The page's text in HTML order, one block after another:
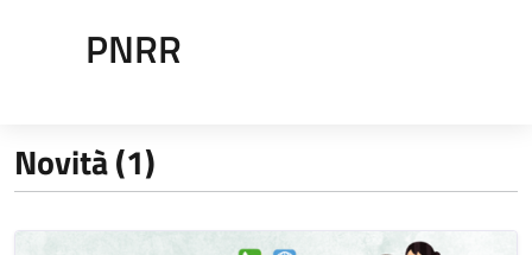
PNRR
Novità (1)